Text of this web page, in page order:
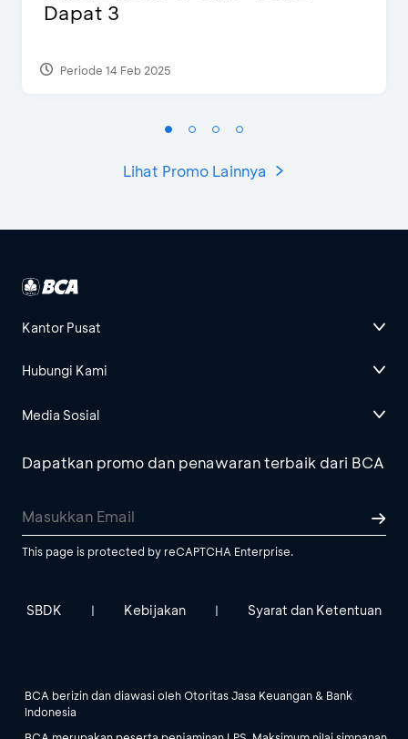
Dapat 3
Periode 14 Feb 2025
Lihat Promo Lainnya
Kantor Pusat
Hubungi Kami
Media Sosial
Dapatkan promo dan penawaran terbaik dari BCA
This page is protected by reCAPTCHA Enterprise.
SBDK | Kebijakan | Syarat dan Ketentuan
BCA berizin dan diawasi oleh Otoritas Jasa Keuangan & Bank
Indonesia